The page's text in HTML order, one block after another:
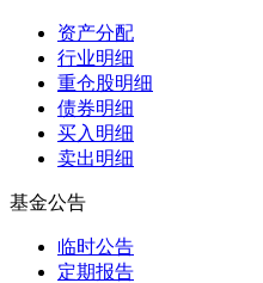
资产分配
行业明细
重仓股明细
债券明细
买入明细
卖出明细
基金公告
临时公告
定期报告